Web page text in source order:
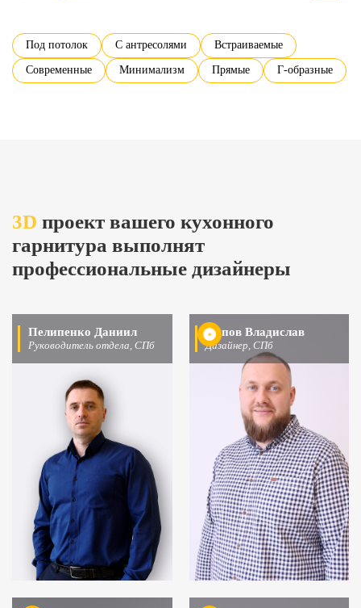
Под потолок С антресолями Встраиваемые
Современные Минимализм Прямые Г-образные
3D проект вашего кухонного
гарнитура выполнят
профессиональные дизайнеры
Пелипенко Даниил
Руководитель отдела, СПб
Попов Владислав
Дизайнер, СПб